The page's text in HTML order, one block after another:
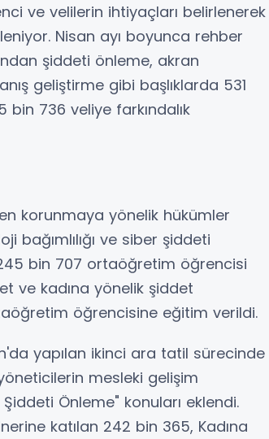
ve velilerin ihtiyaçları belirlenerek
Nisan ayı boyunca rehber
şiddeti önleme, akran
geliştirme gibi başlıklarda 531
bin 736 veliye farkındalık
korunmaya yönelik hükümler
bağımlılığı ve siber şiddeti
bin 707 ortaöğretim öğrencisi
ve kadına yönelik şiddet
öğrencisine eğitim verildi.
yapılan ikinci ara tatil sürecinde
mesleki gelişim
Önleme" konuları eklendi.
katılan 242 bin 365, Kadına